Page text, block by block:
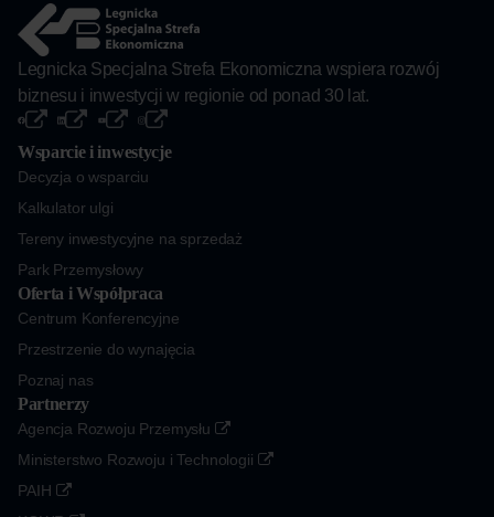
Legnicka Specjalna Strefa Ekonomiczna wspiera rozwój
biznesu i inwestycji w regionie od ponad 30 lat.
Wsparcie i inwestycje
Decyzja o wsparciu
Kalkulator ulgi
Tereny inwestycyjne na sprzedaż
Park Przemysłowy
Oferta i Współpraca
Centrum Konferencyjne
Przestrzenie do wynajęcia
Poznaj nas
Partnerzy
Agencja Rozwoju Przemysłu
Ministerstwo Rozwoju i Technologii
PAIH